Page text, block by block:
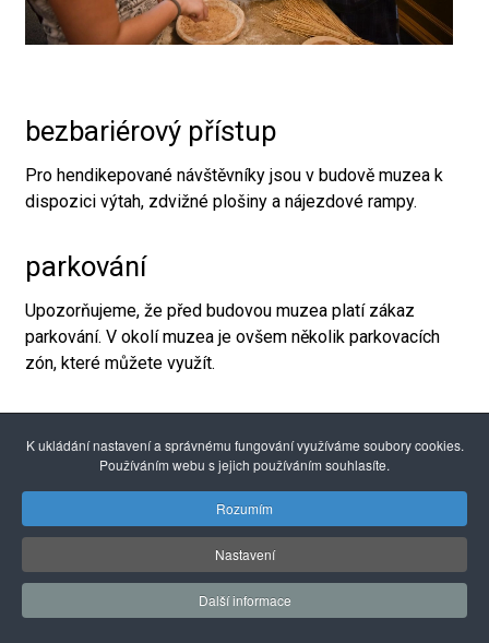
bezbariérový přístup
Pro hendikepované návštěvníky jsou v budově muzea k
dispozici výtah, zdvižné plošiny a nájezdové rampy.
parkování
Upozorňujeme, že před budovou muzea platí zákaz
parkování. V okolí muzea je ovšem několik parkovacích
zón, které můžete využít.
Prosíme návštěvníky, aby si před vstupem do
výstavních prostor odložili své kabáty a zavazadla v
šatně.
dětské kočárky
K ukládání nastavení a správnému fungování využíváme soubory cookies.
Používáním webu s jejich používáním souhlasíte.
Rozumím
Nastavení
Další informace